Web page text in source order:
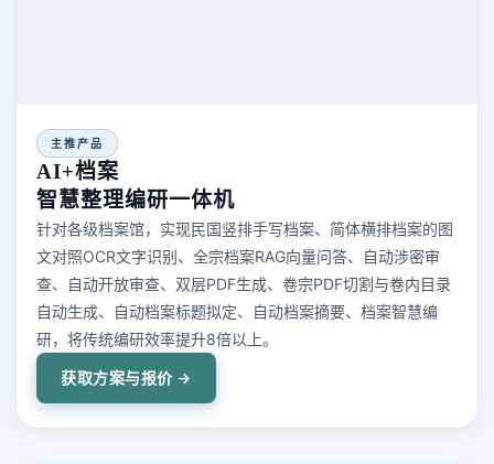
主推产品
AI+档案
智慧整理编研一体机
针对各级档案馆，实现民国竖排手写档案、简体横排档案的图
文对照OCR文字识别、全宗档案RAG向量问答、自动涉密审
查、自动开放审查、双层PDF生成、卷宗PDF切割与卷内目录
自动生成、自动档案标题拟定、自动档案摘要、档案智慧编
研，将传统编研效率提升8倍以上。
获取方案与报价 →